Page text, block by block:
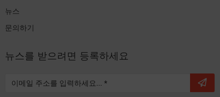
뉴스
문의하기
뉴스를 받으려면 등록하세요